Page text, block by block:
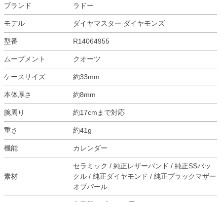
ブランド
ラドー
モデル ダイヤマスター ダイヤモンズ
型番 R14064955
ムーブメント クオーツ
ケースサイズ 約33mm
本体厚さ 約8mm
腕周り 約17cmまで対応
重さ 約41g
機能 カレンダー
素材
セラミック / 純正レザーバンド / 純正SSバッ
クル / 純正ダイヤモンド / 純正ブラックマザー
オブパール